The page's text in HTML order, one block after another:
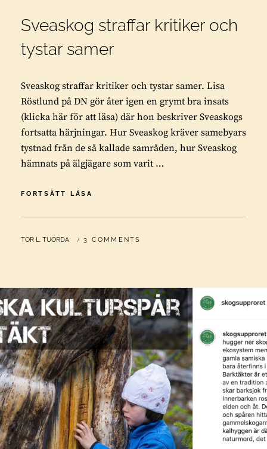
Sveaskog straffar kritiker och
tystar samer
Sveaskog straffar kritiker och tystar samer. Lisa
Röstlund på DN gör åter igen en grymt bra insats
(klicka här för att läsa) där hon beskriver Sveaskogs
fortsatta härjningar. Hur Sveaskog kräver samebyars
tystnad från de så kallade samråden, hur Sveaskog
hämnats på älgjägare som varit …
FORTSÄTT LÄSA
KRITIKER
TYSTAR
BY
TOR L. TUORDA 3 COMMENTS